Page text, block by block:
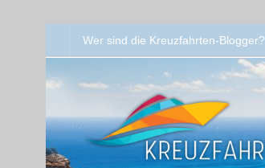
Wer sind die Kreuzfahrten-Blogger?